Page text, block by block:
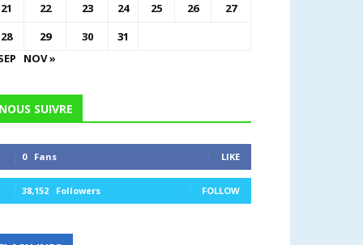
21
22 23 24 25 26
27
28
29 30
31
NOV »
SUIVRE
0 Fans LIKE
38,152 Followers FOLLOW